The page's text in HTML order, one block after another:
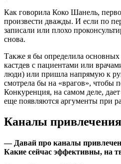
Как говорила Коко Шанель,
произвести дважды. И если по
записали или плохо
снова.
Также я бы определила
кастдев с пациентами или
люди) или пришла напрямую к
смотрела бы на «врагов», чтобы
Конкуренция, на самом деле,
еще появляются аргументы при
Каналы
— Давай про каналы
Какие сейчас эффективны, на